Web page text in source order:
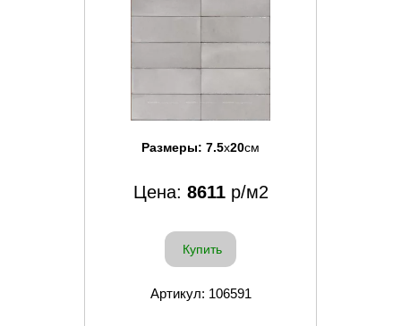
Размеры: 7.5x20см
Цена: 8611р/м2
Купить
Артикул: 106591